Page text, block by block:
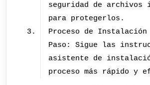
seguridad de archivos
para protegerlos.
Proceso de Instalación
Paso: Sigue las
asistente de
proceso más rápido y